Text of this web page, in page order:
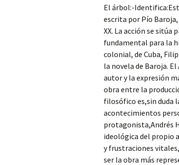
El árbol:-
escrita por Pío
XX. La acción se sitúa
fundamental para la
colonial, de Cuba,
la novela de Baroja.
autor y la expresión
obra entre la
filosófico es,sin duda
acontecimientos
protagonista,Andrés
ideológica del propio
y frustraciones
ser la obra más